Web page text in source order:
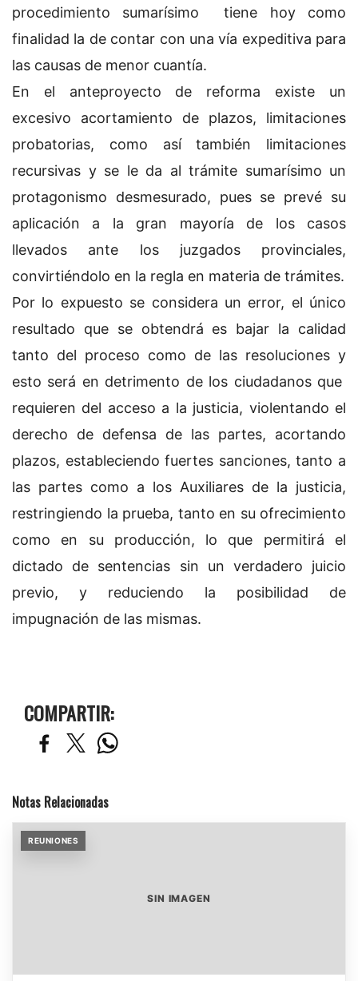
procedimiento sumarísimo tiene hoy como
finalidad la de contar con una vía expeditiva para
las causas de menor cuantía.
En el anteproyecto de reforma existe un
excesivo acortamiento de plazos, limitaciones
probatorias, como así también limitaciones
recursivas y se le da al trámite sumarísimo un
protagonismo desmesurado, pues se prevé su
aplicación a la gran mayoría de los casos
llevados ante los juzgados provinciales,
convirtiéndolo en la regla en materia de trámites.
Por lo expuesto se considera un error, el único
resultado que se obtendrá es bajar la calidad
tanto del proceso como de las resoluciones y
esto será en detrimento de los ciudadanos que
requieren del acceso a la justicia, violentando el
derecho de defensa de las partes, acortando
plazos, estableciendo fuertes sanciones, tanto a
las partes como a los Auxiliares de la justicia,
restringiendo la prueba, tanto en su ofrecimiento
como en su producción, lo que permitirá el
dictado de sentencias sin un verdadero juicio
previo, y reduciendo la posibilidad de
impugnación de las mismas.
COMPARTIR:
Notas Relacionadas
REUNIONES
SIN IMAGEN